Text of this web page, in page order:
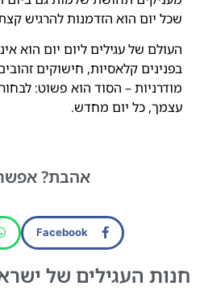
שכל יום הוא הזדמנות להרגיש
העולם של עגילים ליום יום הוא
בפנינים קלאסיות, חישוקים
מודרניות – הסוד הוא פשוט:
עצמך, כל יום מחדש.
אהבת?
Facebook
חנות העגילים של